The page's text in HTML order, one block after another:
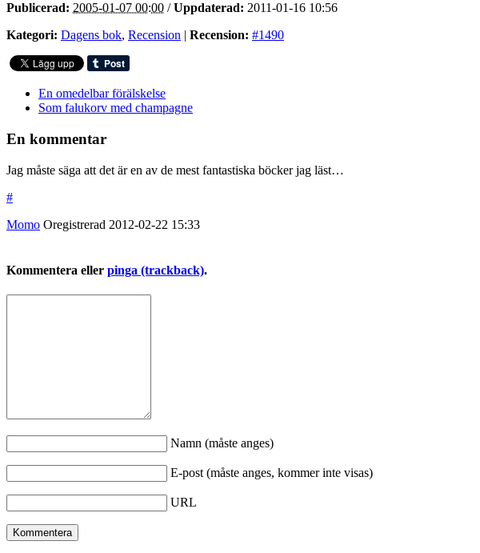
Publicerad: 2005-01-07 00:00 /Uppdaterad: 2011-01-16 10:56
Kategori: Dagens bok, Recension | Recension: #1490
En omedelbar förälskelse
Som falukorv med champagne
En kommentar
Jag måste säga att det är en av de mest fantastiska böcker jag läst…
#
Momo Oregistrerad 2012-02-22 15:33
Kommentera eller pinga (trackback).
Namn (måste anges)
E-post (måste anges, kommer inte visas)
URL